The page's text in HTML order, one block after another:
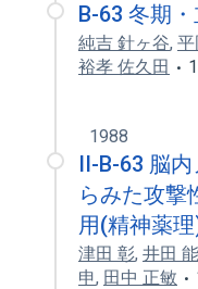
B-63 冬期
純吉 針ヶ谷, 平
裕孝 佐久田
1988
II-B-63 脳
らみた攻撃
用(精神薬
津田 彰, 井田
申, 田中 正敏